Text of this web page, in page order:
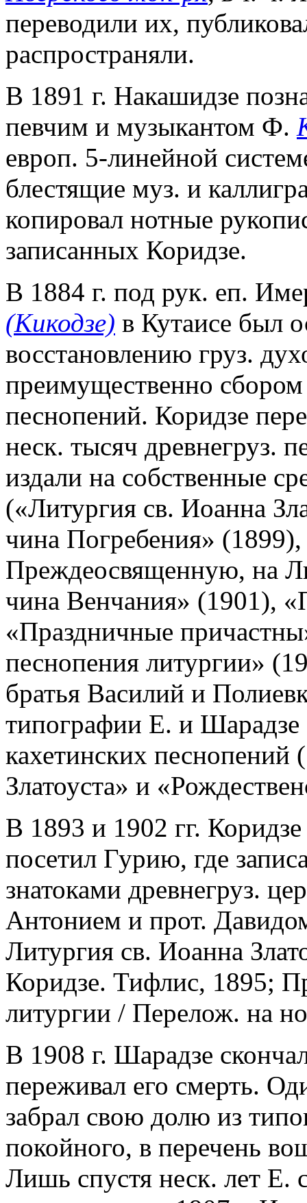
переводили их,
распространяли.
В 1891 г. Накашидзе
певчим и музыкантом Ф.
европ. 5-линейной
блестящие муз. и
копировал нотные
записанных Коридзе.
В 1884 г. под рук. еп.
(Кикодзе) в Кутаисе был
восстановлению груз.
преимущественно сбором
песнопений. Коридзе
неск. тысяч древнегруз.
издали на собственные
(«Литургия св. Иоанна
чина Погребения»
Преждеосвященную, на
чина Венчания» (1901),
«Праздничные
песнопения литургии»
братья Василий и
типографии Е. и Шарадзе
кахетинских песнопений
Златоуста» и
В 1893 и 1902 гг.
посетил Гурию, где
знатоками древнегруз.
Антонием и прот.
Литургия св. Иоанна
Коридзе. Тифлис, 1895;
литургии / Перелож. на
В 1908 г. Шарадзе
переживал его смерть.
забрал свою долю из
покойного, в перечень
Лишь спустя неск. лет Е.